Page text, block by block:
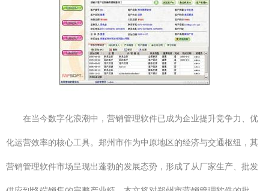
在当今数字化浪潮中，营销管理软件已成为企业提升竞争力、优
化运营效率的核心工具。郑州市作为中原地区的经济与交通枢纽，其
营销管理软件市场呈现出蓬勃的发展态势，形成了从厂家生产、批发